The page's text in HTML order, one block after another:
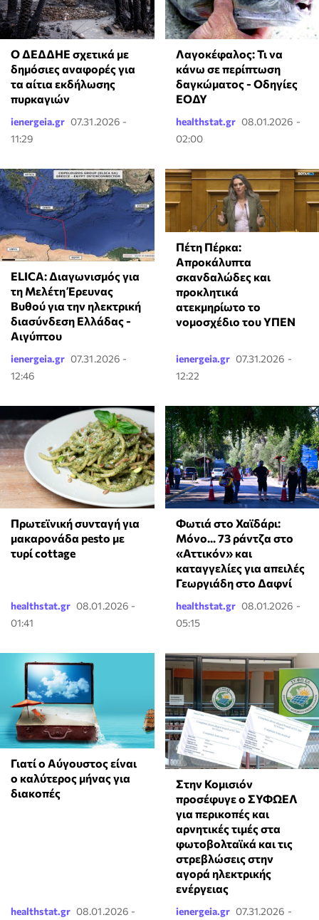
Ο ΔΕΔΔΗΕ σχετικά με
δημόσιες αναφορές για
τα αίτια εκδήλωσης
πυρκαγιών
ienergeia.gr 07.31.2026 -
11:29
Λαγοκέφαλος: Τι να
κάνω σε περίπτωση
δαγκώματος - Οδηγίες
ΕΟΔΥ
healthstat.gr 08.01.2026 -
02:00
ELICA: Διαγωνισμός για
τη Μελέτη Έρευνας
Βυθού για την ηλεκτρική
διασύνδεση Ελλάδας -
Αιγύπτου
ienergeia.gr 07.31.2026 -
12:46
Πέτη Πέρκα:
Απροκάλυπτα
σκανδαλώδες και
προκλητικά
ατεκμηρίωτο το
νομοσχέδιο του ΥΠΕΝ
ienergeia.gr 07.31.2026 -
12:22
Πρωτεϊνική συνταγή για
μακαρονάδα pesto με
τυρί cottage
healthstat.gr 08.01.2026 -
01:41
Φωτιά στο Χαϊδάρι:
Μόνο... 73 ράντζα στο
«Αττικόν» και
καταγγελίες για απειλές
Γεωργιάδη στο Δαφνί
healthstat.gr 08.01.2026 -
05:15
Γιατί ο Αύγουστος είναι
ο καλύτερος μήνας για
διακοπές
healthstat.gr 08.01.2026 -
Στην Κομισιόν
προσέφυγε ο ΣΥΦΩΕΛ
για περικοπές και
αρνητικές τιμές στα
φωτοβολταϊκά και τις
στρεβλώσεις στην
αγορά ηλεκτρικής
ενέργειας
ienergeia.gr 07.31.2026 -